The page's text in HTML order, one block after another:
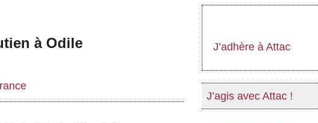
à Odile
J’adhère à Attac
J’agis avec Attac !